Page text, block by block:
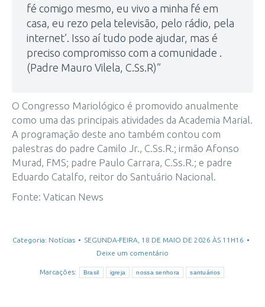
fé comigo mesmo, eu vivo a minha fé em
casa, eu rezo pela televisão, pelo rádio, pela
internet’. Isso aí tudo pode ajudar, mas é
preciso compromisso com a comunidade .
(Padre Mauro Vilela, C.Ss.R)”
O Congresso Mariológico é promovido anualmente
como uma das principais atividades da Academia Marial.
A programação deste ano também contou com
palestras do padre Camilo Jr., C.Ss.R.; irmão Afonso
Murad, FMS; padre Paulo Carrara, C.Ss.R.; e padre
Eduardo Catalfo, reitor do Santuário Nacional.
Fonte: Vatican News
Categoria: Notícias
SEGUNDA-FEIRA, 18 DE MAIO DE 2026 ÀS 11H16
Deixe um comentário
Marcações: Brasil igreja nossa senhora santuários